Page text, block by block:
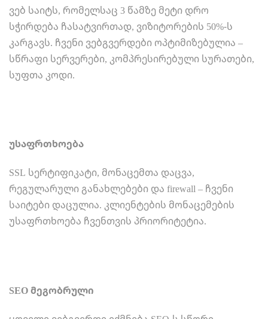
ვებ საიტს, რომელსაც 3 წამზე მეტი დრო
სჭირდება ჩასატვირთად, ვიზიტორების 50%-ს
კარგავს. ჩვენი ვებგვერდები ოპტიმიზებულია –
სწრაფი სერვერები, კომპრესირებული სურათები,
სუფთა კოდი.
უსაფრთხოება
SSL სერტიფიკატი, მონაცემთა დაცვა,
რეგულარული განახლებები და firewall – ჩვენი
საიტები დაცულია. კლიენტების მონაცემების
უსაფრთხოება ჩვენთვის პრიორიტეტია.
SEO მეგობრული